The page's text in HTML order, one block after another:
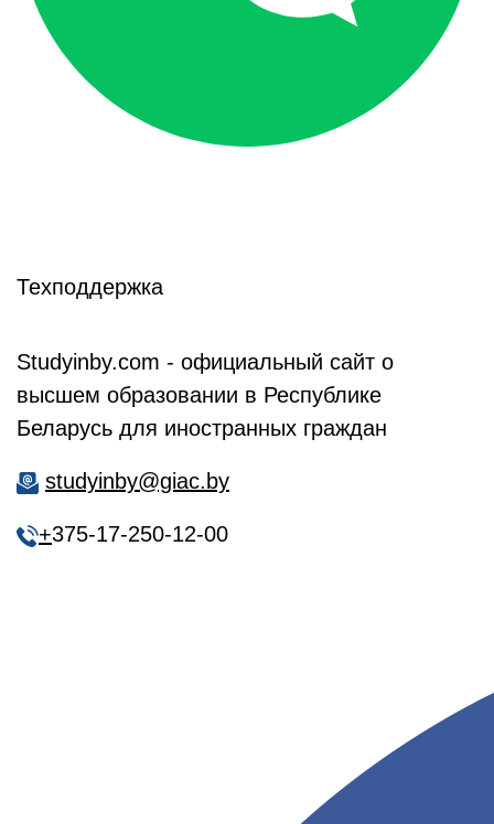
Техподдержка
Studyinby.com - официальный сайт о
высшем образовании в Республике
Беларусь для иностранных граждан
studyinby@giac.by
+375-17-250-12-00